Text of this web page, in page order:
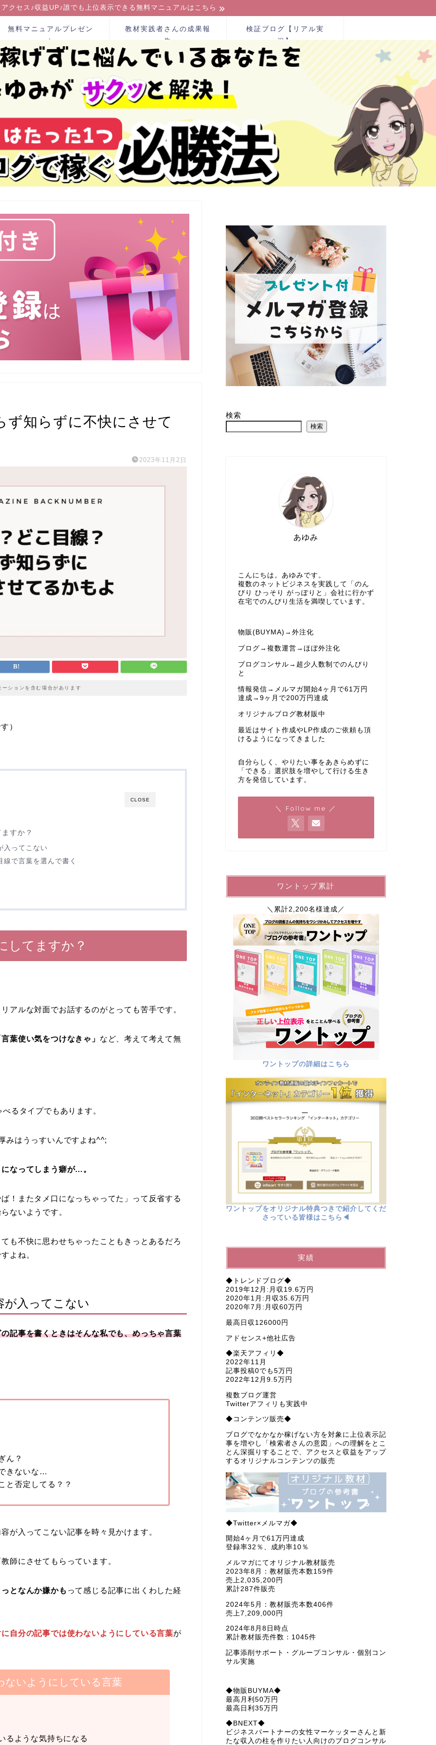
アクセス♪収益UP♪誰でも上位表示できる無料マニュアルはこちら
無料マニュアルプレゼン
ト
教材実践者さんの成果報
告
検証ブログ【リアル実
況】
ず知らずに不快にさせて
2023年11月2日
ーションを含む場合があります
）
CLOSE
すか？
入ってこない
で言葉を選んで書く
してますか？
アルな対面でお話するのがとっても苦手です。
葉使い気をつけなきゃ」 など、考えて考えて無
るタイプでもあります。
みはうっすいんですよね^^;
なってしまう癖が…。
！またタメ口になっちゃってた」って反省する
ないようです。
も不快に思わせちゃったこともきっとあるだろ
よね。
が入ってこない
記事を書くときはそんな私でも、めっちゃ言葉
ん？
きないな…
と否定してる？？
が入ってこない記事を時々見かけます。
師にさせてもらっています。
となんか嫌かも って感じる記事に出くわした経
自分の記事では使わないようにしている言葉が
ないようにしている言葉
るような気持ちになる
検索
検索
あゆみ
こんにちは。あゆみです。
複数のネットビジネスを実践して「のん
びり ひっそり がっぽりと」会社に行かず
在宅でのんびり生活を満喫しています。
物販(BUYMA)→外注化
ブログ→複数運営→ほぼ外注化
ブログコンサル→超少人数制でのんびり
と
情報発信→メルマガ開始4ヶ月で61万円
達成→9ヶ月で200万円達成
オリジナルブログ教材販中
最近はサイト作成やLP作成のご依頼も頂
けるようになってきました
自分らしく、やりたい事をあきらめずに
「できる」選択肢を増やして行ける生き
方を発信しています。
＼ Follow me ／
ワントップ累計
＼累計2,200名様達成／
ワントップの詳細はこちら
ワントップをオリジナル特典つきで紹介してくだ
さっている皆様はこちら◀︎
実績
◆トレンドブログ◆
2019年12月:月収19.6万円
2020年1月:月収35.6万円
2020年7月:月収60万円
最高日収126000円
アドセンス+他社広告
◆楽天アフィリ◆
2022年11月
記事投稿0でも5万円
2022年12月9.5万円
複数ブログ運営
Twitterアフィリも実践中
◆コンテンツ販売◆
ブログでなかなか稼げない方を対象に上位表示記
事を増やし「検索者さんの意図」への理解をとこ
とん深掘りすることで、アクセスと収益をアップ
するオリジナルコンテンツの販売
◆Twitter×メルマガ◆
開始4ヶ月で61万円達成
登録率32％、成約率10％
メルマガにてオリジナル教材販売
2023年8月：教材販売本数159件
売上2,035,200円
累計287件販売
2024年5月：教材販売本数406件
売上7,209,000円
2024年8月8日時点
累計教材販売件数：1045件
記事添削サポート・グループコンサル・個別コン
サル実施
◆物販BUYMA◆
最高月利50万円
最高日利35万円
◆BNEXT◆
ビジネスパートナーの女性マーケッターさんと新
たな収入の柱を作りたい人向けのブログコンサル